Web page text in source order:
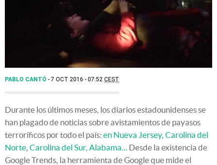
PABLO CANTÓ 7 OCT 2016 - 07:52 CEST
Durante los últimos meses, los diarios estadounidenses se
han plagado de noticias sobre avistamientos de payasos
terroríficos por todo el país: en Nueva Jersey, Carolina del
Norte, Carolina del Sur, Alabama... Desde la existencia de
Google Trends, la herramienta de Google que mide el